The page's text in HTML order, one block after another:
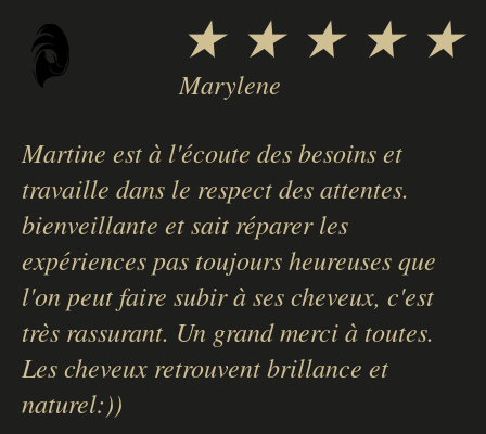
★ ★ ★ ★ ★
Marylene
Martine est à l'écoute des besoins et
travaille dans le respect des attentes.
bienveillante et sait réparer les
expériences pas toujours heureuses que
l'on peut faire subir à ses cheveux, c'est
très rassurant. Un grand merci à toutes.
Les cheveux retrouvent brillance et
naturel:))